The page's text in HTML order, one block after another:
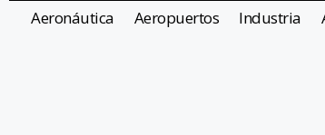
Aeronáutica Aeropuertos Industria